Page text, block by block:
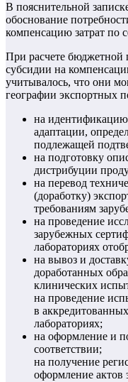
В пояснительной
обоснование
компенсацию затрат по
При расчете бюджетной
субсидии на
учитывалось, что они
географии экспортных
на
адаптации,
подлежащей
на подготовку
дистрибуции
на перевод
(доработку)
требованиям
на проведение
зарубежных
лабораториях
на вывоз и
доработанных
клинических
на проведение
в
лабораториях;
на оформление и
соответствии;
на получение
оформление актов